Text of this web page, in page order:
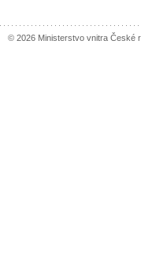
© 2026 Ministerstvo vnitra České